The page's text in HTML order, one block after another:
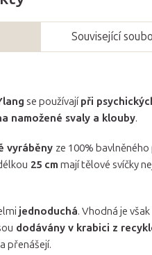
Související
se používajípři
namožené svaly a klouby.
vyráběny ze 100%
25 cm mají tělové svíčky
jednoduchá. Vhodná je
dodávány v krabici z
přenášejí.